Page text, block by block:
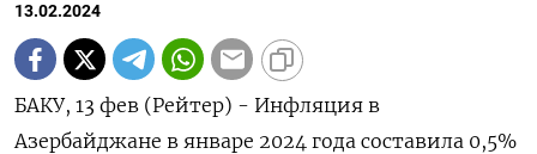
13.02.2024
БАКУ, 13 фев (Рейтер) - Инфляция в
Азербайджане в январе 2024 года составила 0,5%